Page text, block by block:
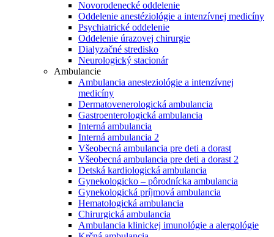
Novorodenecké oddelenie
Oddelenie anestéziológie a intenzívnej medicíny
Psychiatrické oddelenie
Oddelenie úrazovej chirurgie
Dialyzačné stredisko
Neurologický stacionár
Ambulancie
Ambulancia anesteziológie a intenzívnej
medicíny
Dermatovenerologická ambulancia
Gastroenterologická ambulancia
Interná ambulancia
Interná ambulancia 2
Všeobecná ambulancia pre deti a dorast
Všeobecná ambulancia pre deti a dorast 2
Detská kardiologická ambulancia
Gynekologicko – pôrodnícka ambulancia
Gynekologická príjmová ambulancia
Hematologická ambulancia
Chirurgická ambulancia
Ambulancia klinickej imunológie a alergológie